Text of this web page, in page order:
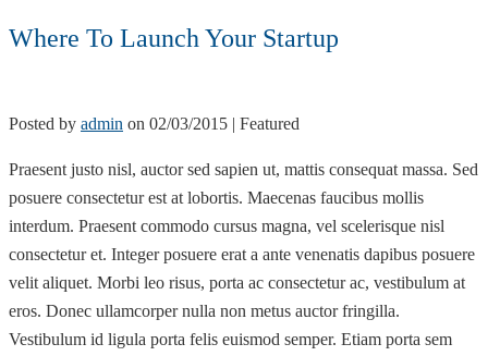
Where To Launch Your Startup
Posted by admin on 02/03/2015 | Featured
Praesent justo nisl, auctor sed sapien ut, mattis consequat massa. Sed
posuere consectetur est at lobortis. Maecenas faucibus mollis
interdum. Praesent commodo cursus magna, vel scelerisque nisl
consectetur et. Integer posuere erat a ante venenatis dapibus posuere
velit aliquet. Morbi leo risus, porta ac consectetur ac, vestibulum at
eros. Donec ullamcorper nulla non metus auctor fringilla.
Vestibulum id ligula porta felis euismod semper. Etiam porta sem